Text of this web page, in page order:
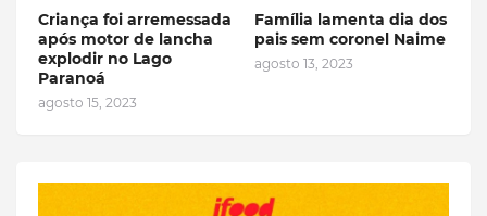
Criança foi arremessada
após motor de lancha
explodir no Lago
Paranoá
agosto 15, 2023
Família lamenta dia dos
pais sem coronel Naime
agosto 13, 2023